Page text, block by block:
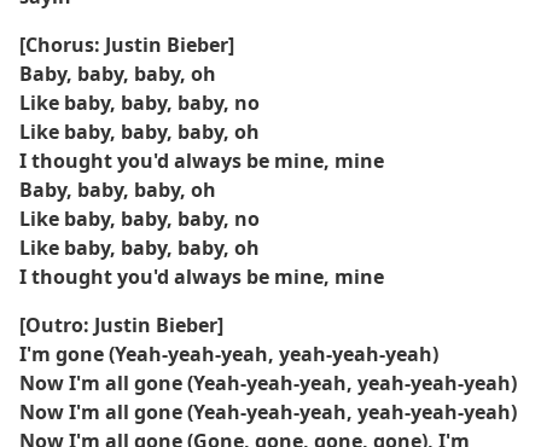
[Chorus: Justin Bieber]
Baby, baby, baby, oh
Like baby, baby, baby, no
Like baby, baby, baby, oh
I thought you'd always be mine, mine
Baby, baby, baby, oh
Like baby, baby, baby, no
Like baby, baby, baby, oh
I thought you'd always be mine, mine
[Outro: Justin Bieber]
I'm gone (Yeah-yeah-yeah, yeah-yeah-yeah)
Now I'm all gone (Yeah-yeah-yeah, yeah-yeah-yeah)
Now I'm all gone (Yeah-yeah-yeah, yeah-yeah-yeah)
Now I'm all gone (Gone, gone, gone, gone), I'm